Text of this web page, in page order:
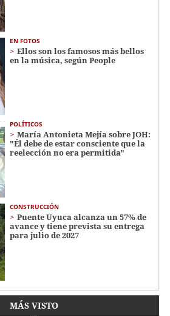
EN FOTOS
Ellos son los famosos más bellos
en la música, según People
POLÍTICOS
María Antonieta Mejía sobre JOH:
"Él debe de estar consciente que la
reelección no era permitida"
CONSTRUCCIÓN
Puente Uyuca alcanza un 57% de
avance y tiene prevista su entrega
para julio de 2027
MÁS VISTO